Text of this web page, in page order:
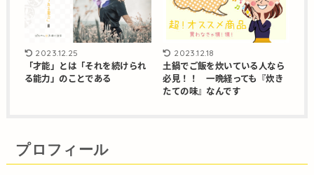
2023.12.25
「才能」とは「それを続けられ
る能力」のことである
2023.12.18
土鍋でご飯を炊いている人なら
必見！！ 一晩経っても『炊き
たての味』なんです
プロフィール